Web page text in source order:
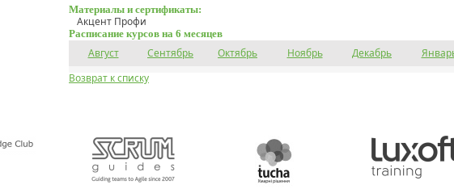
Материалы и сертификаты:
Акцент Профи
Расписание курсов на 6 месяцев
Август Сентябрь Октябрь Ноябрь Декабрь
Возврат к списку